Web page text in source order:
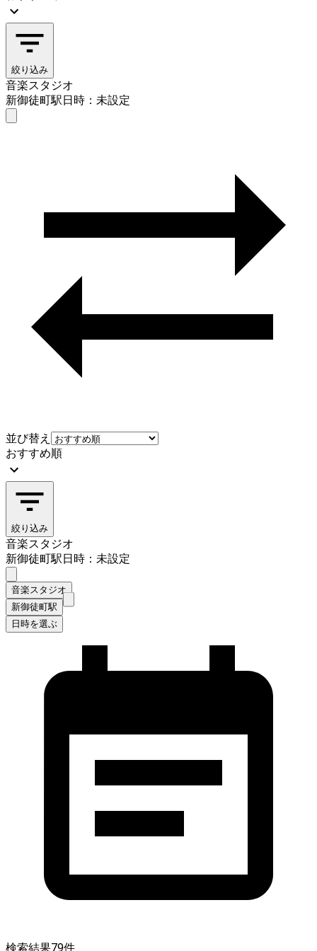
絞り込み
音楽スタジオ
新御徒町駅日時：未設定
並び替え
おすすめ順
絞り込み
音楽スタジオ
新御徒町駅日時：未設定
音楽スタジオ
新御徒町駅
日時を選ぶ
検索結果79件